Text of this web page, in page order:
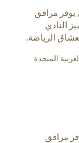
يوفر مرافق
النادي
الرياضة.
المتحدة
مرافق